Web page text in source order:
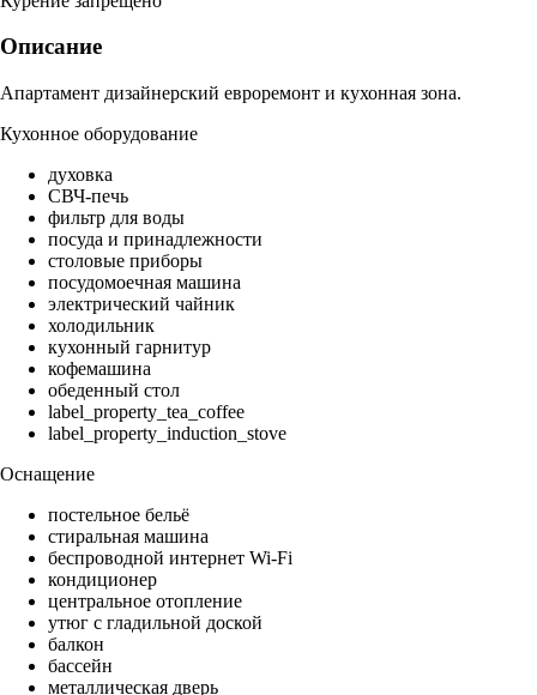
Описание
Апартамент дизайнерский евроремонт и кухонная зона.
Кухонное оборудование
духовка
СВЧ-печь
фильтр для воды
посуда и принадлежности
столовые приборы
посудомоечная машина
электрический чайник
холодильник
кухонный гарнитур
кофемашина
обеденный стол
label_property_tea_coffee
label_property_induction_stove
Оснащение
постельное бельё
стиральная машина
беспроводной интернет Wi-Fi
кондиционер
центральное отопление
утюг с гладильной доской
балкон
бассейн
металлическая дверь